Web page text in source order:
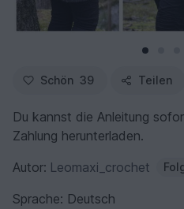
Schön 39 Teilen
Du kannst die Anleitung
Zahlung herunterladen.
Autor: Leomaxi_crochet
Sprache: Deutsch